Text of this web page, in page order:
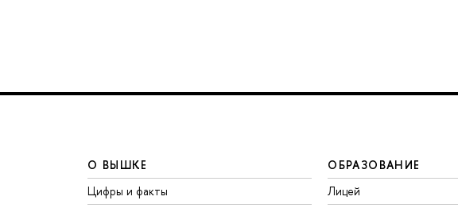
О ВЫШКЕ
Цифры и факты
ОБРАЗОВАНИЕ
Лицей